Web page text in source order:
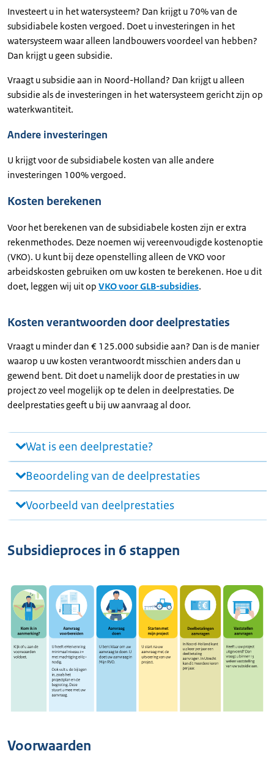
Investeert u in het watersysteem? Dan krijgt u 70% van de
subsidiabele kosten vergoed. Doet u investeringen in het
watersysteem waar alleen landbouwers voordeel van hebben?
Dan krijgt u geen subsidie.
Vraagt u subsidie aan in Noord-Holland? Dan krijgt u alleen
subsidie als de investeringen in het watersysteem gericht zijn op
waterkwantiteit.
Andere investeringen
U krijgt voor de subsidiabele kosten van alle andere
investeringen 100% vergoed.
Kosten berekenen
Voor het berekenen van de subsidiabele kosten zijn er extra
rekenmethodes. Deze noemen wij vereenvoudigde kostenoptie
(VKO). U kunt bij deze openstelling alleen de VKO voor
arbeidskosten gebruiken om uw kosten te berekenen. Hoe u dit
doet, leggen wij uit op VKO voor GLB-subsidies.
Kosten verantwoorden door deelprestaties
Vraagt u minder dan € 125.000 subsidie aan? Dan is de manier
waarop u uw kosten verantwoordt misschien anders dan u
gewend bent. Dit doet u namelijk door de prestaties in uw
project zo veel mogelijk op te delen in deelprestaties. De
deelprestaties geeft u bij uw aanvraag al door.
Wat is een deelprestatie?
Beoordeling van de deelprestaties
Voorbeeld van deelprestaties
Subsidieproces in 6 stappen
Voorwaarden